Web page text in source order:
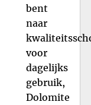
bent
naar
voor
dagelijks
gebruik,
Dolomite